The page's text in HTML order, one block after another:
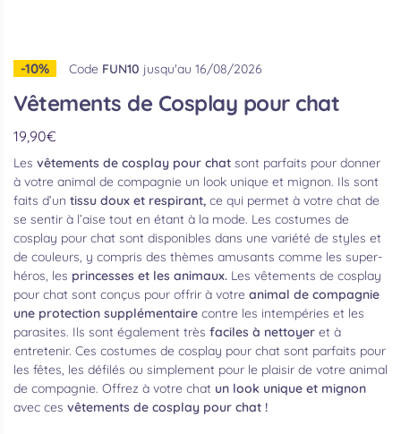
-10% Code FUN10 jusqu'au 16/08/2026
Vêtements de Cosplay pour chat
19,90€
Les vêtements de cosplay pour chat sont parfaits pour donner
à votre animal de compagnie un look unique et mignon. Ils sont
faits d’un tissu doux et respirant, ce qui permet à votre chat de
se sentir à l’aise tout en étant à la mode. Les costumes de
cosplay pour chat sont disponibles dans une variété de styles et
de couleurs, y compris des thèmes amusants comme les super-
héros, les princesses et les animaux. Les vêtements de cosplay
pour chat sont conçus pour offrir à votre animal de compagnie
une protection supplémentaire contre les intempéries et les
parasites. Ils sont également très faciles à nettoyer et à
entretenir. Ces costumes de cosplay pour chat sont parfaits pour
les fêtes, les défilés ou simplement pour le plaisir de votre animal
de compagnie. Offrez à votre chat un look unique et mignon
avec ces vêtements de cosplay pour chat !